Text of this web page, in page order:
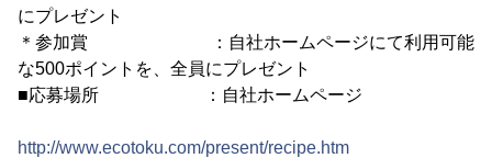
にプレゼント
＊参加賞 ：自社ホームページにて利用可能
な500ポイントを、全員にプレゼント
■応募場所 ：自社ホームページ
http://www.ecotoku.com/present/recipe.htm